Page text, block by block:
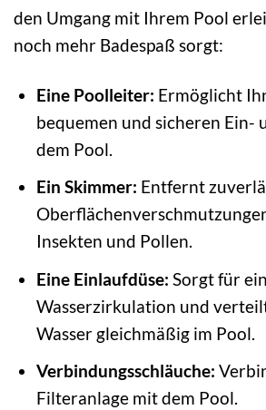
den Umgang mit Ihrem Pool
noch mehr Badespaß sorgt:
Eine Poolleiter: Ermöglicht
bequemen und sicheren Ein-
dem Pool.
Ein Skimmer: Entfernt
Insekten und Pollen.
Eine Einlaufdüse: Sorgt für
Wasserzirkulation und
Wasser gleichmäßig im Pool.
Verbindungsschläuche:
Filteranlage mit dem Pool.